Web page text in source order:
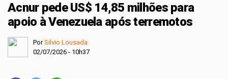
Acnur pede US$ 14,85 milhões para
apoio à Venezuela após terremotos
PorSilvio Lousada
02/07/2026 - 10h37